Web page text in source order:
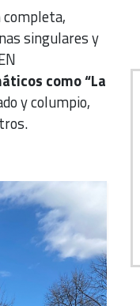
completa,
singulares y
como “La
y columpio,